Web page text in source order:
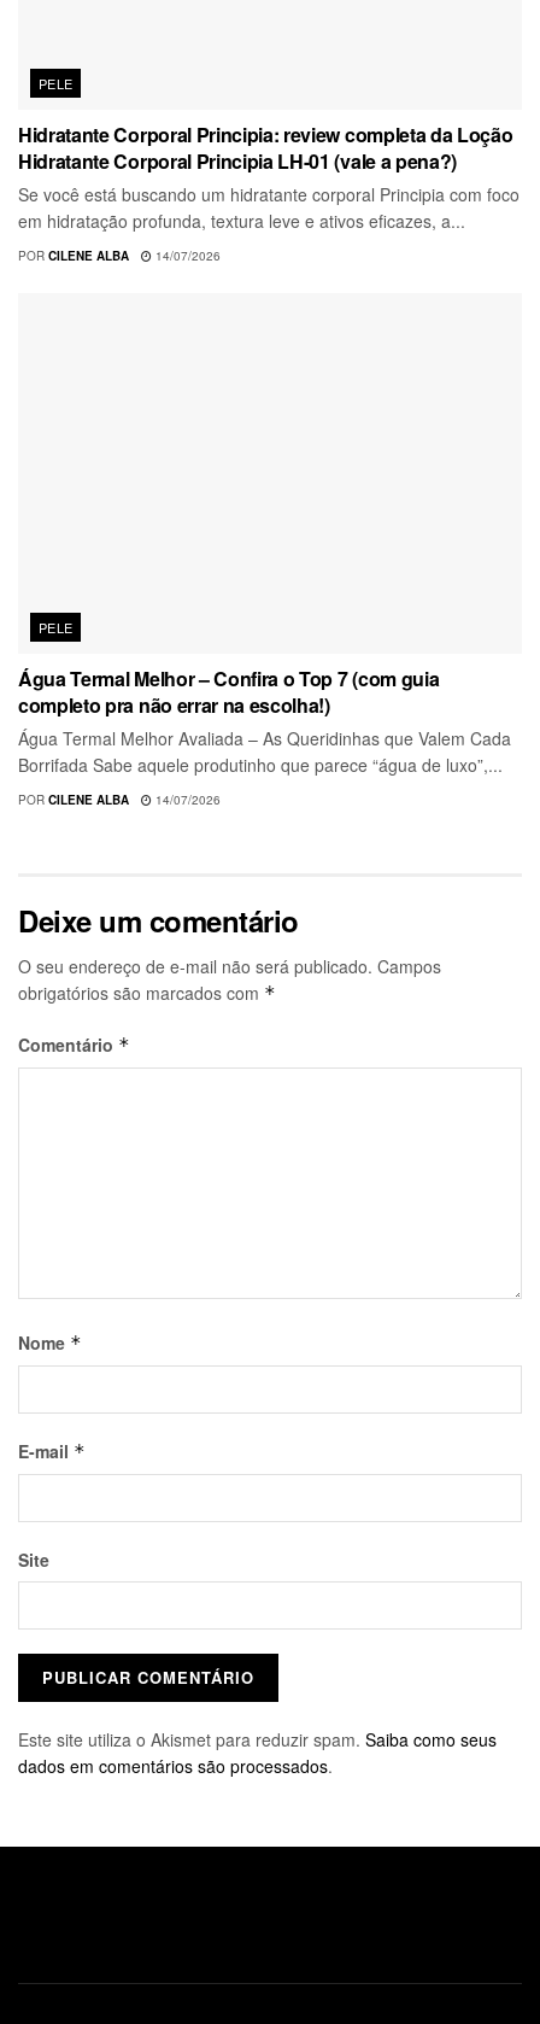
PELE
Hidratante Corporal Principia: review completa da Loção
Hidratante Corporal Principia LH-01 (vale a pena?)
Se você está buscando um hidratante corporal Principia com foco
em hidratação profunda, textura leve e ativos eficazes, a...
POR CILENE ALBA 14/07/2026
PELE
Água Termal Melhor – Confira o Top 7 (com guia
completo pra não errar na escolha!)
Água Termal Melhor Avaliada – As Queridinhas que Valem Cada
Borrifada Sabe aquele produtinho que parece “água de luxo”,...
POR CILENE ALBA 14/07/2026
Deixe um comentário
O seu endereço de e-mail não será publicado. Campos
obrigatórios são marcados com *
Comentário *
Nome *
E-mail *
Site
Este site utiliza o Akismet para reduzir spam. Saiba como seus
dados em comentários são processados.